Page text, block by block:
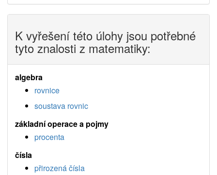
K vyřešení této úlohy jsou potřebné
tyto znalosti z matematiky:
algebra
rovnice
soustava rovnic
základní operace a pojmy
procenta
čísla
přirozená čísla